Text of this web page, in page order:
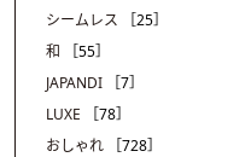
シームレス
［25］
和
［55］
JAPANDI
［7］
LUXE
［78］
おしゃれ
［728］